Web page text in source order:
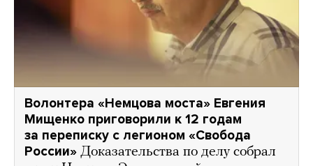
Волонтера «Немцова моста» Евгения
Мищенко приговорили к 12 годам
за переписку с легионом «Свобода
России» Доказательства по делу собрал